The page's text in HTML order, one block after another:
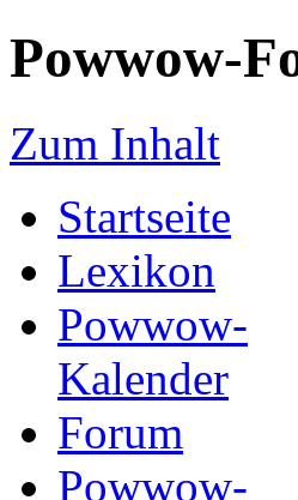
Powwow-
Zum Inhalt
Startseite
Lexikon
Powwow-
Kalender
Forum
Powwow-